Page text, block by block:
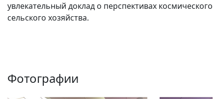
увлекательный доклад о перспективах космического
сельского хозяйства.
Фотографии